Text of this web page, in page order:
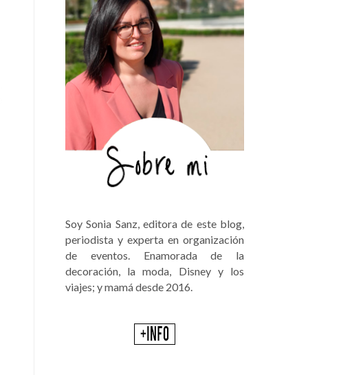
Soy Sonia Sanz, editora de este blog,
periodista y experta en organización
de eventos. Enamorada de la
decoración, la moda, Disney y los
viajes; y mamá desde 2016.